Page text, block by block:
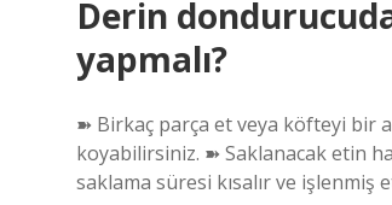
Derin
yapmalı?
➽ Birkaç parça et veya köfteyi bir
koyabilirsiniz. ➽ Saklanacak etin
saklama süresi kısalır ve işlenmiş